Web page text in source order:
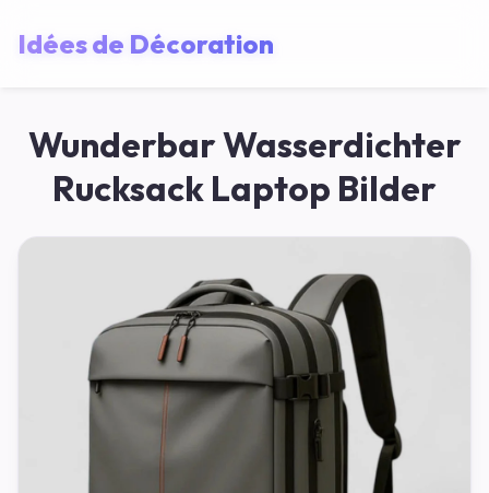
Idées de Décoration
Wunderbar Wasserdichter
Rucksack Laptop Bilder